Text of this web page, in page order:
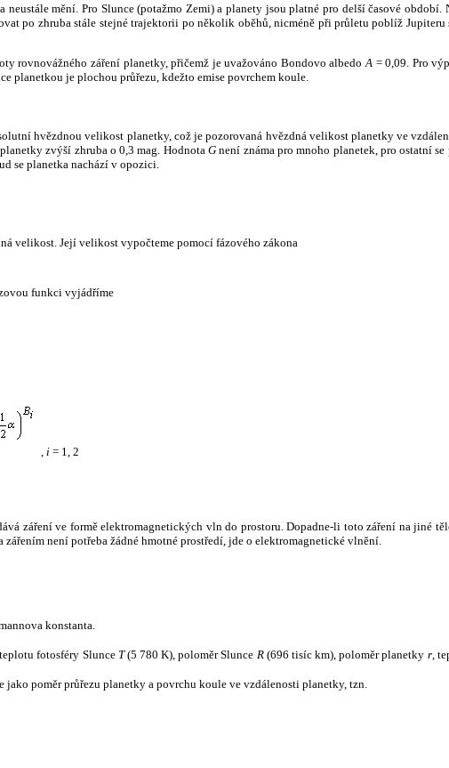
mění. Pro Slunce (potažmo Zemi) a planety jsou platné pro delší časové
po zhruba stále stejné trajektorii po několik oběhů, nicméně při průletu poblíž
rovnovážného záření planetky, přičemž je uvažováno Bondovo albedo A = 0,09. Pro
planetkou je plochou průřezu, kdežto emise povrchem koule.
hvězdnou velikost planetky, což je pozorovaná hvězdná velikost planetky ve
zvýší zhruba o 0,3 mag. HodnotaG není známa pro mnoho planetek, pro ostatní
se planetka nachází v opozici.
velikost. Její velikost vypočteme pomocí fázového zákona
funkci vyjádříme
, i = 1, 2
záření ve formě elektromagnetických vln do prostoru. Dopadne-li toto záření na jiné
není potřeba žádné hmotné prostředí, jde o elektromagnetické vlnění.
konstanta.
fotosféry Slunce T(5 780 K), poloměr Slunce R(696 tisíc km), poloměr planetky r,
poměr průřezu planetky a povrchu koule ve vzdálenosti planetky, tzn.